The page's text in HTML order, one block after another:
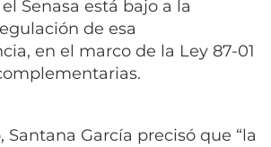
Senasa está bajo a la
de esa
en el marco de la Ley 87-01
Santana García precisó que “la